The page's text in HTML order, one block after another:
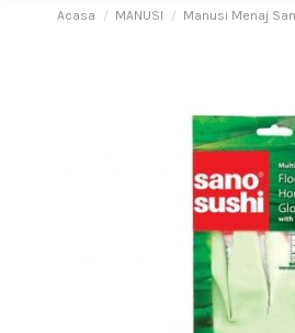
Acasa MANUSI Manusi Menaj